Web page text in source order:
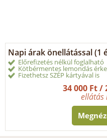
Napi árak önellátással (1
Előrefizetés nélkül foglalható
Kötbérmentes lemondás
Fizethetsz SZÉP kártyával is
34 000 Ft
ellátás